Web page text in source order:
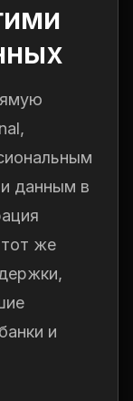
данным в
тот же
и